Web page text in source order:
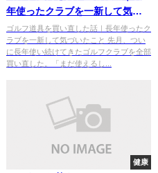
年使ったクラブを一新して気づ
いたこと
ゴルフ道具を買い直した話｜長年使ったク
ラブを一新して気づいたこと 先月、つい
に長年使い続けてきたゴルフクラブを全部
買い直した。「まだ使えるし...
健康